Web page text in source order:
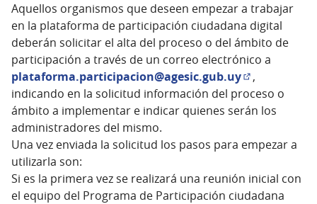
Aquellos organismos que deseen empezar a trabajar
en la plataforma de participación ciudadana digital
deberán solicitar el alta del proceso o del ámbito de
participación a través de un correo electrónico a
plataforma.participacion@agesic.gub.uy
(Abrir en una
,
indicando en la solicitud información del proceso o
ámbito a implementar e indicar quienes serán los
administradores del mismo.
Una vez enviada la solicitud los pasos para empezar a
utilizarla son:
Si es la primera vez se realizará una reunión inicial con
el equipo del Programa de Participación ciudadana